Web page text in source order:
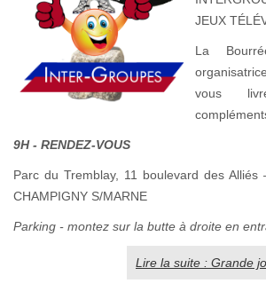
JEUX
La
vous
9H - RENDEZ-VOUS
Parc du Tremblay, 11 boulevard des
CHAMPIGNY S/MARNE
Parking - montez sur la butte à droite en
Lire la suite : Grande